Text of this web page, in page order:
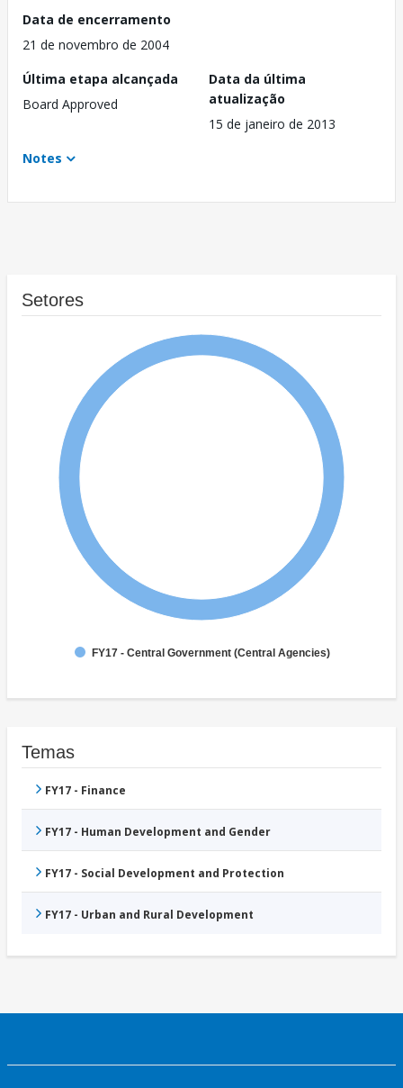
Data de encerramento
21 de novembro de 2004
Última etapa alcançada
Board Approved
Data da última
atualização
15 de janeiro de 2013
Notes
Setores
FY17 - Central Government (Central Agencies)
Temas
FY17 - Finance
FY17 - Human Development and Gender
FY17 - Social Development and Protection
FY17 - Urban and Rural Development